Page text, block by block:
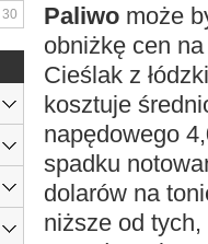
Paliwo może
obniżkę cen
Cieślak z
kosztuje
napędowego
spadku
dolarów na
niższe od
30